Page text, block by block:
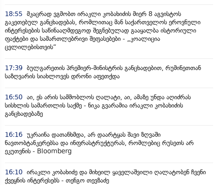
18:55 მკაცრად ვგმობთ ირაკლი კობახიძის მიერ 8 აგვისტოს
გაკეთებულ განცხადებას, რომლითაც მან საქართველოს ეროვნული
ინტერესების საწინააღმდეგოდ შეგნებულად გააყალბა ისტორიული
ფაქტები და სამართლებრივი შეფასებები - „კოალიცია
ცვლილებისთვის“
17:39 ბულგარეთის პრემიერ-მინისტრის განცხადებით, რუმინეთთან
საზღვარის სიახლოვეს დრონი აფეთქდა
16:50 აი, ეს არის სამშობლოს ღალატი, აი, ამაზე უნდა აღიძრას
სისხლის სამართლის საქმე - ნიკა გვარამია ირაკლი კობახიძის
განცხადებაზე
16:16 უკრაინა დათანხმდა, არ დაარტყას შავი ზღვაში
ნავთობტანკერებსა და ინფრასტრუქტურას, რომლებიც რუსეთს არ
ეკუთვნის - Bloomberg
16:10 ირაკლი კობახიძე და მიხეილ ყაველაშვილი ღალატობენ ჩვენი
ქვეყნის ინტერესებს - თენგო თევზაძე